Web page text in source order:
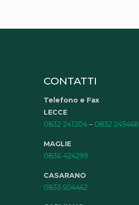
CONTATTI
Telefono e Fax
LECCE
0832 241204 – 0832 243468
MAGLIE
0836 424299
CASARANO
0833 504462